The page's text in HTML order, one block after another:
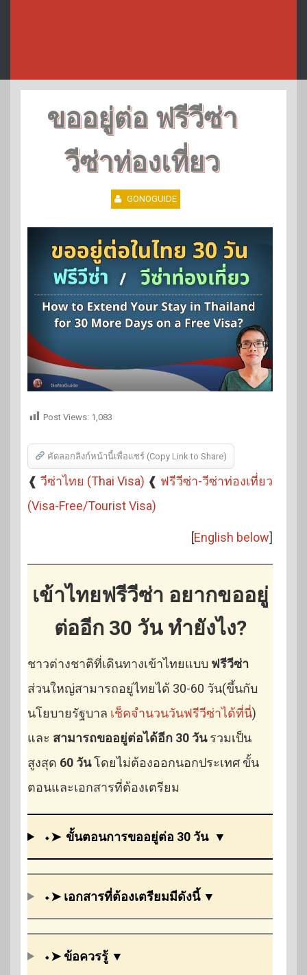
ขออยู่ต่อ ฟรีวีซ่า
วีซ่าท่องเที่ยว
GONOGUIDE
Post Views: 1,083
คัดลอกลิงก์หน้านี้เพื่อแชร์ (Copy Link to Share)
❰ วีซ่าไทย (Thai Visa) ❰ ฟรีวีซ่า-วีซ่าท่องเที่ยว
(Visa-Free/Tourist Visa)
[English below]
เข้าไทยฟรีวีซ่า อยากขออยู่
ต่ออีก 30 วัน ทำยังไง?
ชาวต่างชาติที่เดินทางเข้าไทยแบบ ฟรีวีซ่า
ส่วนใหญ่สามารถอยู่ไทยได้ 30-60 วัน(ขึ้นกับ
นโยบายรัฐบาล เช็คจำนวนวันฟรีวีซ่าได้ที่นี่)
และ สามารถขออยู่ต่อได้อีก 30 วันรวมเป็น
สูงสุด 60 วันโดยไม่ต้องออกนอกประเทศ ขั้น
ตอนและเอกสารที่ต้องเตรียม
⬩➤ ขั้นตอนการขออยู่ต่อ 30 วัน ▼
⬩➤ เอกสารที่ต้องเตรียมมีดังนี้ ▼
⬩➤ ข้อควรรู้ ▼